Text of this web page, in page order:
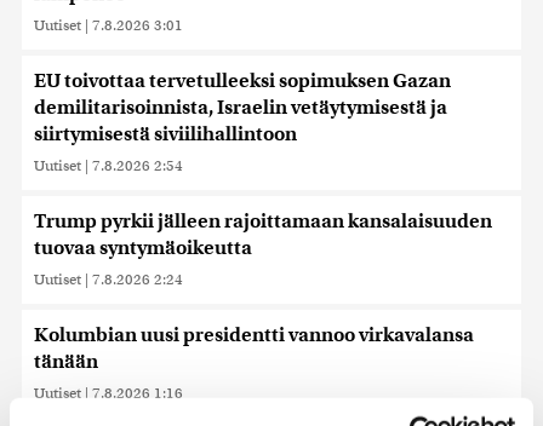
Uutiset | 7.8.2026 3:01
EU toivottaa tervetulleeksi sopimuksen Gazan
demilitarisoinnista, Israelin vetäytymisestä ja
siirtymisestä siviilihallintoon
Uutiset | 7.8.2026 2:54
Trump pyrkii jälleen rajoittamaan kansalaisuuden
tuovaa syntymäoikeutta
Uutiset | 7.8.2026 2:24
Kolumbian uusi presidentti vannoo virkavalansa
tänään
Uutiset | 7.8.2026 1:16